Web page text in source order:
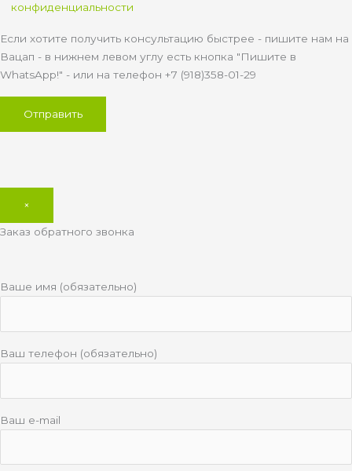
конфиденциальности
Если хотите получить консультацию быстрее - пишите нам на
Вацап - в нижнем левом углу есть кнопка "Пишите в
WhatsApp!" - или на телефон +7 (918)358-01-29
×
Заказ обратного звонка
Ваше имя (обязательно)
Ваш телефон (обязательно)
Ваш e-mail